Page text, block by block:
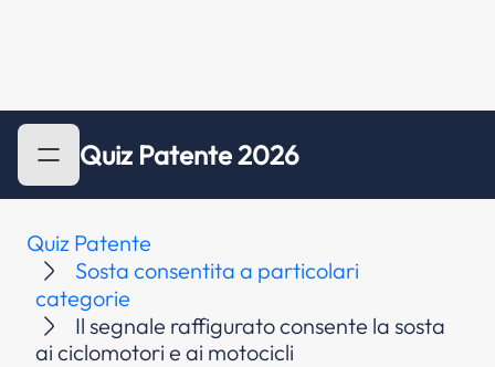
Quiz Patente 2026
Quiz Patente
Sosta consentita a particolari
categorie
Il segnale raffigurato consente la sosta
ai ciclomotori e ai motocicli